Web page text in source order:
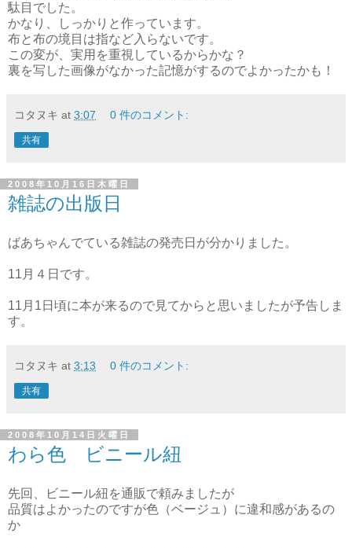
駄目でした。
かなり、しっかりと作っています。
布と布の境目は指など入らないです。
この変が、実用を重視しているからかな？
裏を写した画像がなかった記憶がするのでよかったかも！
コタヌキ at 3:07 0 件のコメント:
共有
2008年10月16日木曜日
雑誌の出版日
ばあちゃんでている雑誌の発売日が分かりました。
11月４日です。
11月1日頃に本が来るので見てからと思いましたが予告しま
す。
コタヌキ at 3:13 0 件のコメント:
共有
2008年10月14日火曜日
わら色 ビニール紐
先回、ビニール紐を通販で頼みましたが
品質はよかったのですが色（ベージュ）に違和感があるの
か